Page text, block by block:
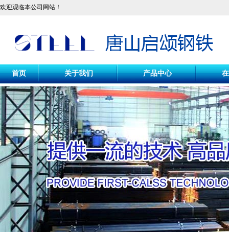
欢迎观临本公司网站！
首页 关于我们 产品中心